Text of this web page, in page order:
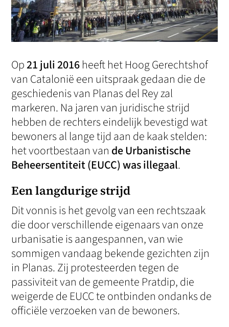
Op21 juli 2016heeft het Hoog Gerechtshof
van Catalonië een uitspraak gedaan die de
geschiedenis van Planas del Rey zal
markeren. Na jaren van juridische strijd
hebben de rechters eindelijk bevestigd wat
bewoners al lange tijd aan de kaak stelden:
het voortbestaan van de Urbanistische
Beheersentiteit (EUCC) was illegaal.
Een langdurige strijd
Dit vonnis is het gevolg van een rechtszaak
die door verschillende eigenaars van onze
urbanisatie is aangespannen, van wie
sommigen vandaag bekende gezichten zijn
in Planas. Zij protesteerden tegen de
passiviteit van de gemeente Pratdip, die
weigerde de EUCC te ontbinden ondanks de
officiële verzoeken van de bewoners.